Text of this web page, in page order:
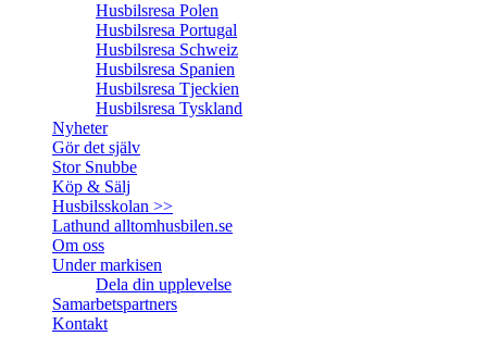
Husbilsresa Polen
Husbilsresa Portugal
Husbilsresa Schweiz
Husbilsresa Spanien
Husbilsresa Tjeckien
Husbilsresa Tyskland
Nyheter
Gör det själv
Stor Snubbe
Köp & Sälj
Husbilsskolan >>
Lathund alltomhusbilen.se
Om oss
Under markisen
Dela din upplevelse
Samarbetspartners
Kontakt